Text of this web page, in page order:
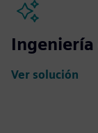
Ingeniería
Ver solución